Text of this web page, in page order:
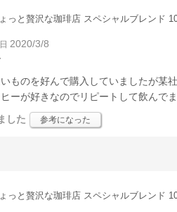
っと贅沢な珈琲店 スペシャルブレンド
2020/3/8
ものを好んで購入していましたが某
ーが好きなのでリピートして飲んでま
した 参考になった
っと贅沢な珈琲店 スペシャルブレンド